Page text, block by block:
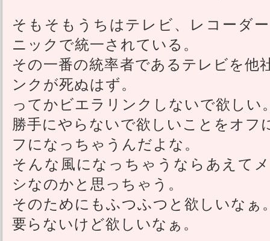
そもそもうちはテレビ、レコーダ
ニックで統一されている。
その一番の統率者であるテレビを他
ンクが死ぬはず。
ってかビエラリンクしないで欲しい
勝手にやらないで欲しいことをオフ
フになっちゃうんだよな。
そんな風になっちゃうならあえて
シなのかと思っちゃう。
そのためにもふつふつと欲しいなぁ
要らないけど欲しいなぁ。